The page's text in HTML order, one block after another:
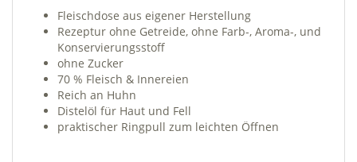
Fleischdose aus eigener Herstellung
Rezeptur ohne Getreide, ohne Farb-, Aroma-, und
Konservierungsstoff
ohne Zucker
70 % Fleisch & Innereien
Reich an Huhn
Distelöl für Haut und Fell
praktischer Ringpull zum leichten Öffnen